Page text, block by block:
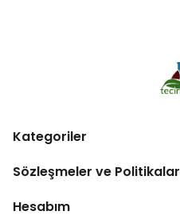
Kategoriler
Sözleşmeler ve Politikalar
Hesabım